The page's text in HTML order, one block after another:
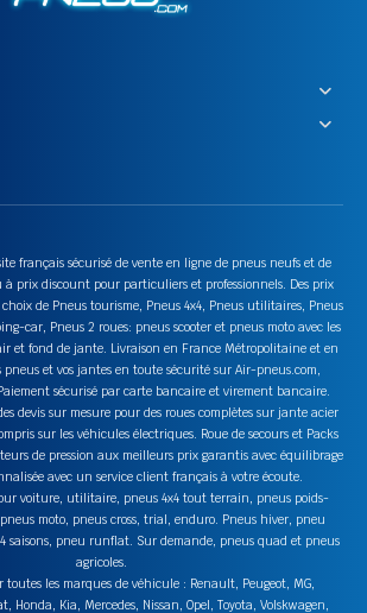
français sécurisé de vente en ligne de pneus neufs et de
prix discount pour particuliers et professionnels. Des prix
de Pneus tourisme, Pneus 4x4, Pneus utilitaires, Pneus
car, Pneus 2 roues: pneus scooter et pneus moto avec les
et fond de jante. Livraison en France Métropolitaine et en
pneus et vos jantes en toute sécurité sur Air-pneus.com,
sécurisé par carte bancaire et virement bancaire.
devis sur mesure pour des roues complètes sur jante acier
sur les véhicules électriques. Roue de secours et Packs
de pression aux meilleurs prix garantis avec équilibrage
avec un service client français à votre écoute.
voiture, utilitaire, pneus 4x4 tout terrain, pneus poids-
moto, pneus cross, trial, enduro. Pneus hiver, pneu
saisons, pneu runflat. Sur demande, pneus quad et pneus
agricoles.
toutes les marques de véhicule : Renault, Peugeot, MG,
Honda, Kia, Mercedes, Nissan, Opel, Toyota, Volskwagen,